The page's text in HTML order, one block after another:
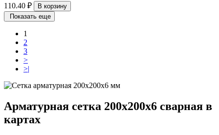
110.40 ₽
В корзину
Показать еще
1
2
3
>
>|
Арматурная сетка 200х200х6 сварная в
картах